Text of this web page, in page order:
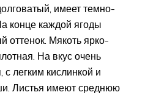
имеет темно-
конце каждой ягоды
оттенок. Мякоть ярко-
На вкус очень
легким кислинкой и
Листья имеют среднюю